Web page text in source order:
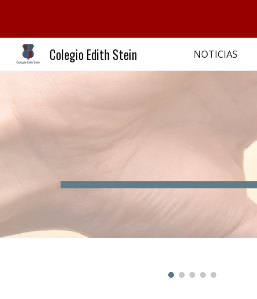
Colegio Edith Stein NOTICIAS